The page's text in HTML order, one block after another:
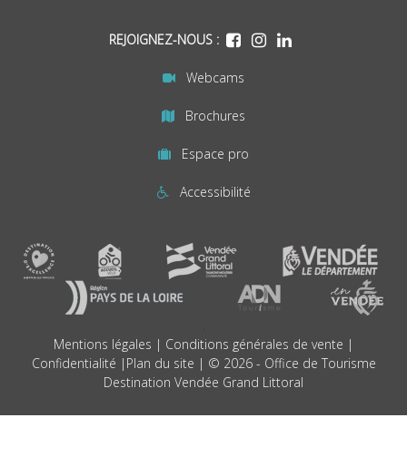
REJOIGNEZ-NOUS :
Webcams
Brochures
Espace pro
Accessibilité
Mentions légales | Conditions générales de vente |
Confidentialité | Plan du site | © 2026 - Office de Tourisme
Destination Vendée Grand Littoral